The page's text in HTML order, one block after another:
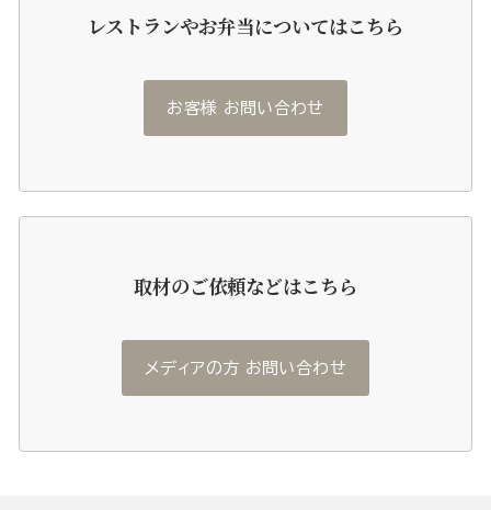
レストランやお弁当についてはこちら
お客様 お問い合わせ
取材のご依頼などはこちら
メディアの方 お問い合わせ